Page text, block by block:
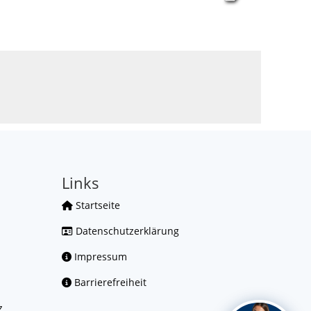
Links
Startseite
Datenschutzerklärung
Impressum
Barrierefreiheit